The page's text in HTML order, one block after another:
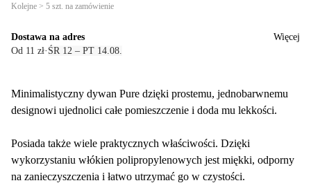
Kolejne > 5 szt. na zamówienie
Dostawa na adres
Od 11 zł· ŚR 12 – PT 14.08.
Więcej
Minimalistyczny dywan Pure dzięki prostemu, jednobarwnemu
designowi ujednolici całe pomieszczenie i doda mu lekkości.
Posiada także wiele praktycznych właściwości. Dzięki
wykorzystaniu włókien polipropylenowych jest miękki, odporny
na zanieczyszczenia i łatwo utrzymać go w czystości.